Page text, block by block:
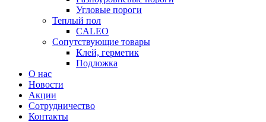
Угловые пороги
Теплый пол
CALEO
Сопутствующие товары
Клей, герметик
Подложка
О нас
Новости
Акции
Сотрудничество
Контакты